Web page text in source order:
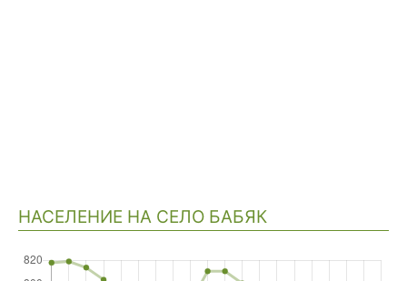
НАСЕЛЕНИЕ НА СЕЛО БАБЯК